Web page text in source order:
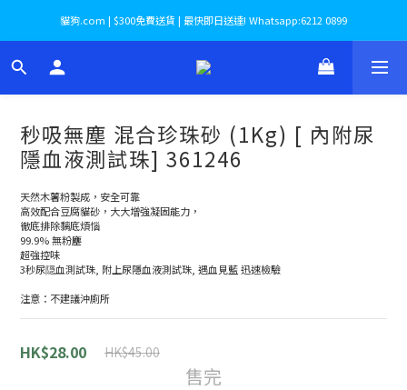
貓狗.com | $300免費送貨 | 最快即日送達! Whatsapp:6212 0899
秒吸無塵 混合珍珠砂 (1Kg) [ 內附尿
隱血液測試珠] 361246
天然木薯粉製成，安全可靠
高效配合豆腐貓砂，大大增強凝固能力，
徹底排除黐底煩惱
99.9% 無粉塵
超強控味
3秒尿隠血測試珠, 附上尿隱血液測試珠, 遇血見藍 迅速檢驗
注意：不建議沖廁所
HK$28.00 HK$45.00
售完